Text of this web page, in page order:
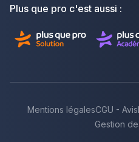
Plus que pro c'est aussi :
Mentions légalesCGU - Avis
Gestion